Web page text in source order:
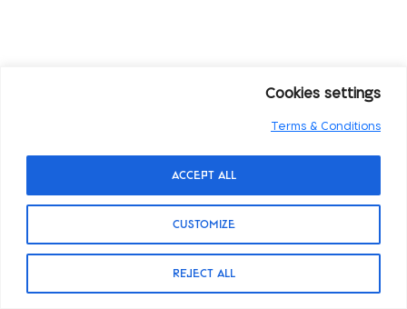
Cookies settings
Terms & Conditions
Customize
Reject All
Accept All